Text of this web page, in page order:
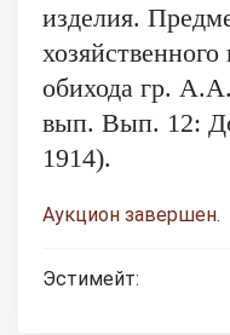
изделия.
обихода гр.
вып. Вып. 12:
1914).
Аукцион завершен.
Эстимейт: